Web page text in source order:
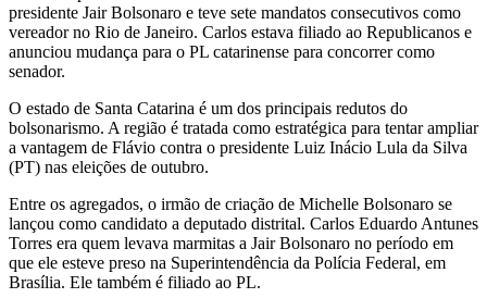
presidente Jair Bolsonaro e teve sete mandatos consecutivos como
vereador no Rio de Janeiro. Carlos estava filiado ao Republicanos e
anunciou mudança para o PL catarinense para concorrer como
senador.
O estado de Santa Catarina é um dos principais redutos do
bolsonarismo. A região é tratada como estratégica para tentar ampliar
a vantagem de Flávio contra o presidente Luiz Inácio Lula da Silva
(PT) nas eleições de outubro.
Entre os agregados, o irmão de criação de Michelle Bolsonaro se
lançou como candidato a deputado distrital. Carlos Eduardo Antunes
Torres era quem levava marmitas a Jair Bolsonaro no período em
que ele esteve preso na Superintendência da Polícia Federal, em
Brasília. Ele também é filiado ao PL.